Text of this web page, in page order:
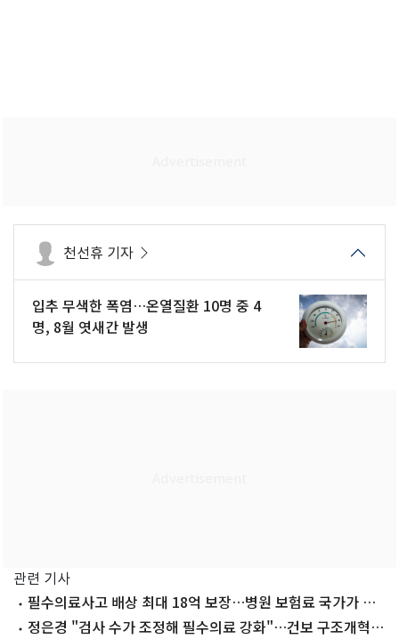
천선휴 기자
입추 무색한 폭염…온열질환 10명 중 4
명, 8월 엿새간 발생
관련 기사
필수의료사고 배상 최대 18억 보장…병원 보험료 국가가 전
액 지원
정은경 "검사 수가 조정해 필수의료 강화"…건보 구조개혁